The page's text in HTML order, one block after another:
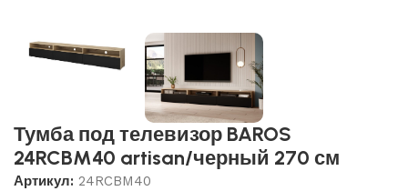
Тумба под телевизор BAROS
24RCBM40 artisan/черный 270 см
Артикул: 24RCBM40